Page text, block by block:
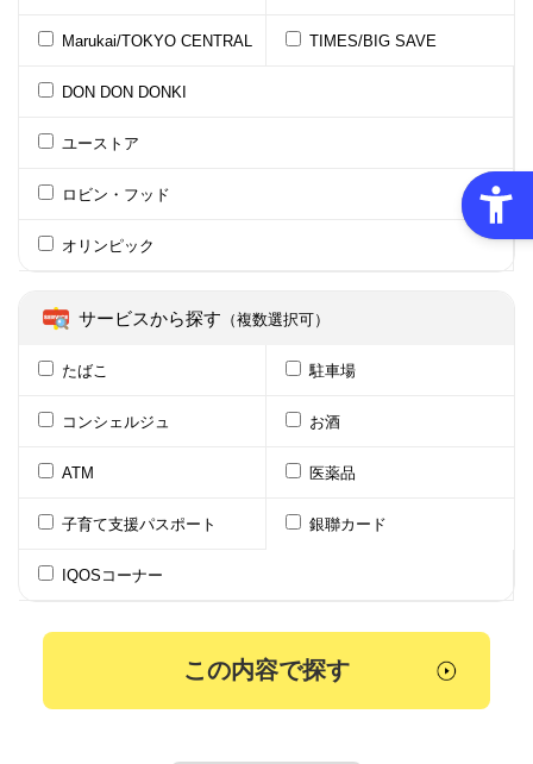
Marukai/TOKYO CENTRAL TIMES/BIG SAVE
DON DON DONKI
ユーストア
ロビン・フッド
オリンピック
サービスから探す （複数選択可）
たばこ 駐車場
コンシェルジュ お酒
ATM 医薬品
子育て支援パスポート 銀聯カード
IQOSコーナー